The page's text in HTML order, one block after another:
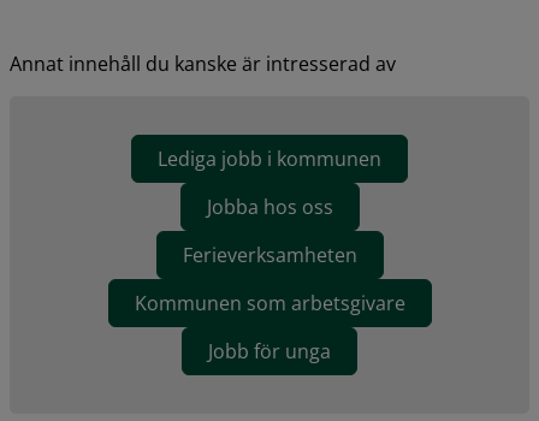
Annat innehåll du kanske är intresserad av
Lediga jobb i kommunen
Jobba hos oss
Ferieverksamheten
Kommunen som arbetsgivare
Jobb för unga